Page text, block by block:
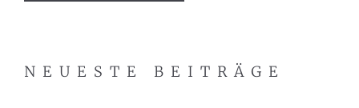
NEUESTE BEITRÄGE